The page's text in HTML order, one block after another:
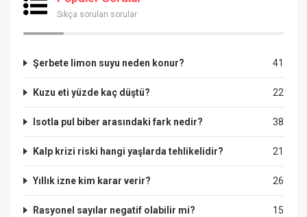
Sıkça sorulan sorular
41
Şerbete limon suyu neden konur?
22
Kuzu eti yüzde kaç düştü?
38
Isotla pul biber arasındaki fark nedir?
21
Kalp krizi riski hangi yaşlarda tehlikelidir?
26
Yıllık izne kim karar verir?
15
Rasyonel sayılar negatif olabilir mi?